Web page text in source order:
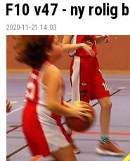
TRUPPEN
BILDGALLERI 2018-2023
BILDGALLERI 2024 O FRAMÅT
DOKUMENT
KONTAKT
F10 v47 - ny rolig
2020-11-21 14:03